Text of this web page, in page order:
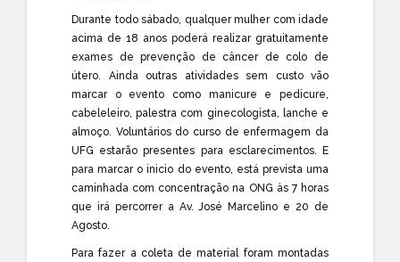
Durante todo sábado, qualquer mulher com idade
acima de 18 anos poderá realizar gratuitamente
exames de prevenção de câncer de colo de
útero. Ainda outras atividades sem custo vão
marcar o evento como manicure e pedicure,
cabeleleiro, palestra com ginecologista, lanche e
almoço. Voluntários do curso de enfermagem da
UFG estarão presentes para esclarecimentos. E
para marcar o inicio do evento, está prevista uma
caminhada com concentração na ONG às 7 horas
que irá percorrer a Av. José Marcelino e 20 de
Agosto.
Para fazer a coleta de material foram montadas